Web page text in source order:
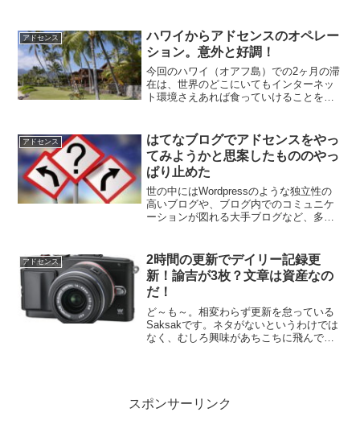
というのも、2のスジ月（2・5・8・11
月）である上に、...
アドセンス
ハワイからアドセンスのオペレー
ション。意外と好調！
今回のハワイ（オアフ島）での2ヶ月の滞
在は、世界のどこにいてもインターネッ
ト環境さえあれば食っていけることを検
全く何もしなかったし、その後約1週間も
ペースを半分に落...
アドセンス
はてなブログでアドセンスをやっ
てみようかと思案したもののやっ
ぱり止めた
世の中にはWordpressのような独立性の
高いブログや、ブログ内でのコミュニケ
ーションが図れる大手ブログなど、多種
供しています。これらの利点は、そのサ
イト内...
アドセンス
2時間の更新でデイリー記録更
新！諭吉が3枚？文章は資産なの
だ！
ど～も～。相変わらず更新を怠っている
Saksakです。ネタがないというわけでは
なく、むしろ興味があちこちに飛んでし
スポンサーリンク